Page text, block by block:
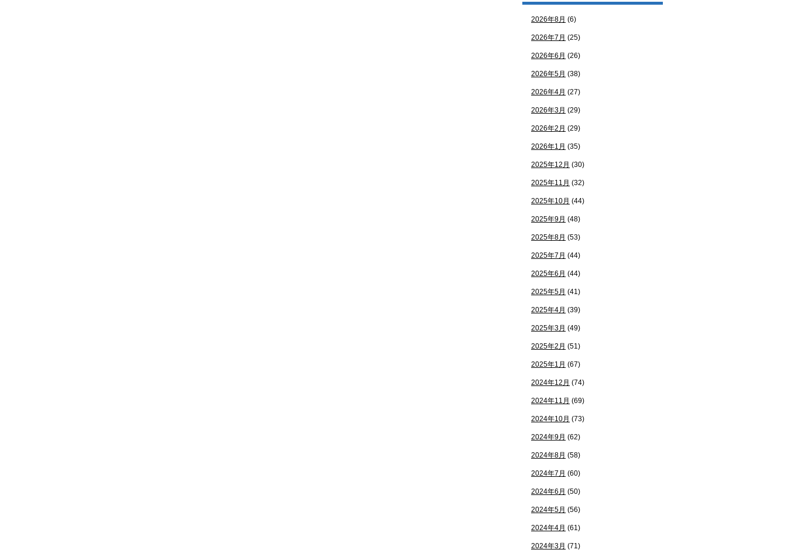
2026年8月 (6)
2026年7月 (25)
2026年6月 (26)
2026年5月 (38)
2026年4月 (27)
2026年3月 (29)
2026年2月 (29)
2026年1月 (35)
2025年12月 (30)
2025年11月 (32)
2025年10月 (44)
2025年9月 (48)
2025年8月 (53)
2025年7月 (44)
2025年6月 (44)
2025年5月 (41)
2025年4月 (39)
2025年3月 (49)
2025年2月 (51)
2025年1月 (67)
2024年12月 (74)
2024年11月 (69)
2024年10月 (73)
2024年9月 (62)
2024年8月 (58)
2024年7月 (60)
2024年6月 (50)
2024年5月 (56)
2024年4月 (61)
2024年3月 (71)